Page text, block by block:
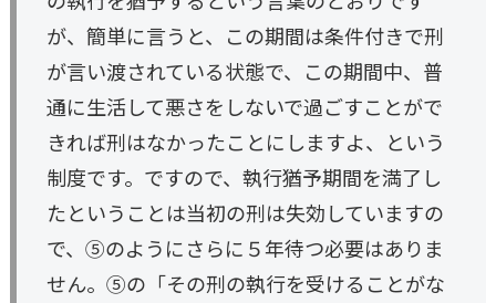
が、簡単に言うと、この期間は条件付きで刑
が言い渡されている状態で、この期間中、普
通に生活して悪さをしないで過ごすことがで
きれば刑はなかったことにしますよ、という
制度です。ですので、執行猶予期間を満了し
たということは当初の刑は失効していますの
で、⑤のようにさらに５年待つ必要はありま
せん。⑤の「その刑の執行を受けることがな